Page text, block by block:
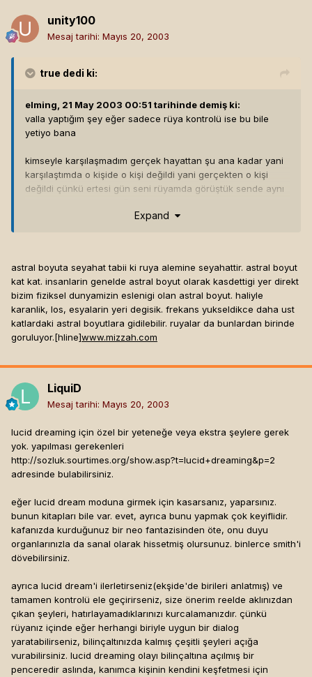
olursunuz. kıssadan hisse; tanımadığınız kişilerin evinde
lucid dreaming işine girişip rezil rüsva olmayınız.
unity100
Mesaj tarihi: Mayıs 20, 2003
true dedi ki:
elming, 21 May 2003 00:51 tarihinde demiş ki:
valla yaptığım şey eğer sadece rüya kontrolü ise bu bile
yetiyo bana
kimseyle karşılaşmadım gerçek hayattan şu ana kadar yani
karşılaştımda o kişide o kişi değildi yani gerçekten o kişi
değildi çünkü ertesi gün seni rüyamda görüştük sende aynı
kendinizi alaskada bulma ihtimaliniz var (gaz fazı hesabı)
arkadaşlarımla piskoloğa gitmemi öneren arkadaşa zaten
gittiğimizi ve arkadaşlarımdan birinin annesinin piskolog
olduğunu ve bizi grup şekilnde 1 yıldır incelediğini ve ayda
bir çağırıp grupça sohbet ettiğimizi de belirtmek isterim ki
kıllanıp sorduğumda kesinlikle şizofren yada benzeri bi
arkadaşın depresyonda olması dışında
bence astral boyuta seyahat rüya alemine seyahat demektir
ve sizin gördüğünüz rüya ile benim gördüklerim cidden farklı
emin olabilirsiniz yada şöyle açıklıyım ejderhamızrağını
okuyanlar tas ın cehenneme düştükleri yeri bilirler kısmen
oraya benziyo... böyle diyince biraz komik kaçıyo ama öyle
yani...
Expand
astral boyuta seyahat tabii ki ruya alemine seyahattir. astral boyut
kat kat. insanlarin genelde astral boyut olarak kasdettigi yer direkt
bizim fiziksel dunyamizin eslenigi olan astral boyut. haliyle
karanlik, los, esyalarin yeri degisik. frekans yukseldikce daha ust
katlardaki astral boyutlara gidilebilir. ruyalar da bunlardan birinde
goruluyor.[hline]www.mizzah.com
LiquiD
Mesaj tarihi: Mayıs 20, 2003
lucid dreaming için özel bir yeteneğe veya ekstra şeylere gerek
yok. yapılması gerekenleri
http://sozluk.sourtimes.org/show.asp?t=lucid+dreaming&p=2
adresinde bulabilirsiniz.
eğer lucid dream moduna girmek için kasarsanız, yaparsınız.
bunun kitapları bile var. evet, ayrıca bunu yapmak çok keyiflidir.
kafanızda kurduğunuz bir neo fantazisinden öte, onu duyu
organlarınızla da sanal olarak hissetmiş olursunuz. binlerce smith'i
dövebilirsiniz.
ayrıca lucid dream'i ilerletirseniz(ekşide'de birileri anlatmış) ve
tamamen kontrolü ele geçirirseniz, size önerim reelde aklınızdan
çıkan şeyleri, hatırlayamadıklarınızı kurcalamanızdır. çünkü
rüyanız içinde eğer herhangi biriyle uygun bir dialog
yaratabilirseniz, bilinçaltınızda kalmış çeşitli şeyleri açığa
vurabilirsiniz. lucid dreaming olayı bilinçaltına açılmış bir
penceredir aslında, kanımca kişinin kendini keşfetmesi için